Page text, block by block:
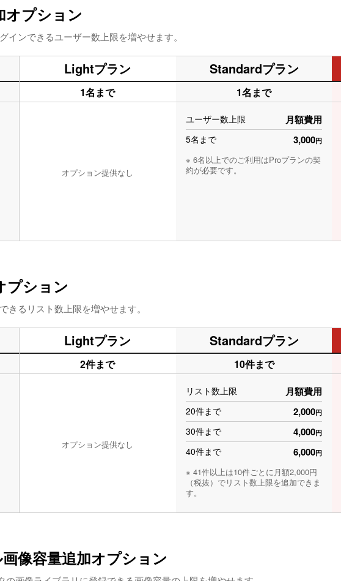
オプション
インできるユーザー数上限を増やせます。
Lightプラン
1名まで
オプション提供なし
Standardプラン
1名まで
ユーザー数上限 月額費用
5名まで 3,000円
※ 6名以上でのご利用はProプランの契
約が必要です。
プション
きるリスト数上限を増やせます。
Lightプラン
2件まで
オプション提供なし
Standardプラン
10件まで
リスト数上限 月額費用
20件まで 2,000円
30件まで 4,000円
40件まで 6,000円
※ 41件以上は10件ごとに月額2,000円
（税抜）でリスト数上限を追加できま
す。
像容量追加オプション